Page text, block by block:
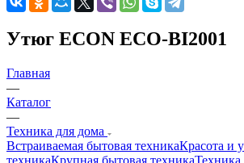
Утюг ECON ECO-BI2001
Главная
—
Каталог
—
Техника для дома
Встраиваемая бытовая техникаКрасота и
техникаКрупная бытовая техникаТехника